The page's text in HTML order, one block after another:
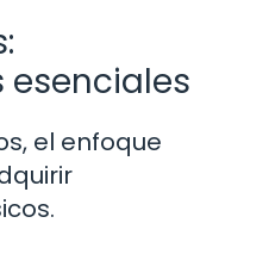
esenciales
el enfoque